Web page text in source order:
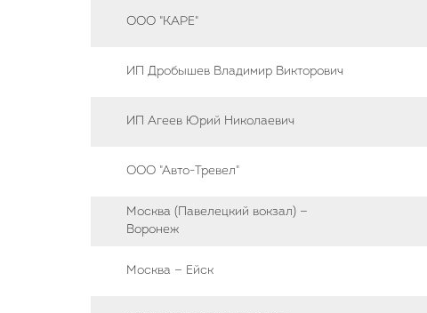
ООО "КАРЕ"
ИП Дробышев Владимир Викторович
ИП Агеев Юрий Николаевич
ООО "Авто-Тревел"
Москва (Павелецкий вокзал) —
Воронеж
Москва — Ейск